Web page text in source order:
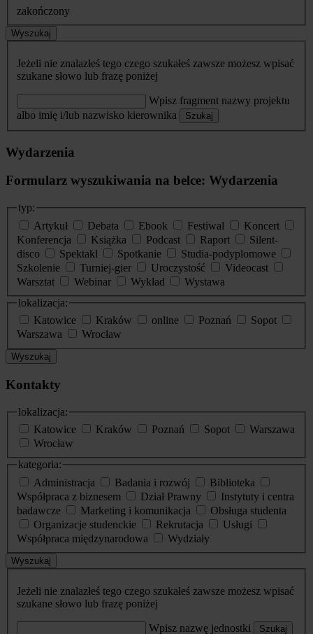
zakończony
Wyszukaj
Jeżeli nie znalazłeś tego czego szukałeś zawsze możesz wpisać
szukane słowo lub frazę poniżej
Wpisz fragment nazwy projektu
albo imię i/lub nazwisko kierownika
Szukaj
Wydarzenia
Formularz wyszukiwania na belce: Wydarzenia
typ:
Artykuł
Debata Ebook Festiwal
Koncert
Konferencja
Książka Podcast Raport
Silent-
disco
Spektakl Spotkanie
Studia-podyplomowe
Szkolenie
Turniej-gier Uroczystość
Videocast
Warsztat
Webinar Wykład
Wystawa
lokalizacja:
Katowice
Kraków online Poznań
Sopot
Warszawa
Wrocław
Wyszukaj
Kontakty
lokalizacja:
Katowice
Kraków Poznań Sopot
Warszawa
Wrocław
kategoria:
Administracja
Badania i rozwój
Biblioteka
Współpraca z biznesem
Dział Prawny
Instytuty i centra
badawcze
Marketing i komunikacja
Obsługa studenta
Organizacje studenckie
Rekrutacja
Usługi
Współpraca międzynarodowa
Wydziały
Wyszukaj
Jeżeli nie znalazłeś tego czego szukałeś zawsze możesz wpisać
szukane słowo lub frazę poniżej
Wpisz nazwę jednostki Szukaj